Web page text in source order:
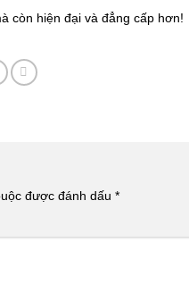
còn hiện đại và đẳng cấp hơn!
được đánh dấu *